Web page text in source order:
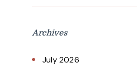
Archives
July 2026